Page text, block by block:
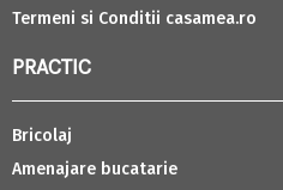
Termeni si Conditii casamea.ro
PRACTIC
Bricolaj
Amenajare bucatarie